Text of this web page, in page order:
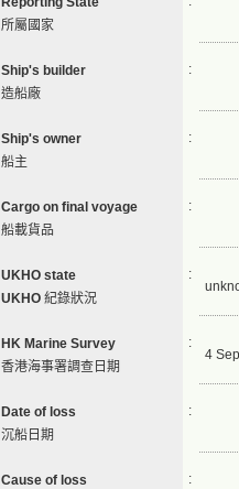
所屬國家
Ship's builder
造船廠
:
Ship's owner
船主
:
Cargo on final voyage
船載貨品
:
UKHO state
UKHO 紀錄狀況
:
HK Marine Survey
香港海事署調查日期
:
4
Date of loss
沉船日期
:
Cause of loss
: